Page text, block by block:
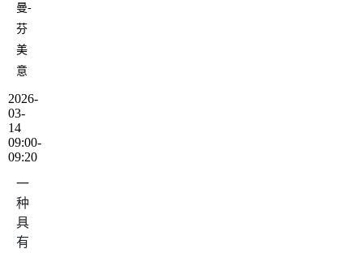
曼-
芬
美
意
2026-
03-
14
09:00-
09:20
一
种
具
有